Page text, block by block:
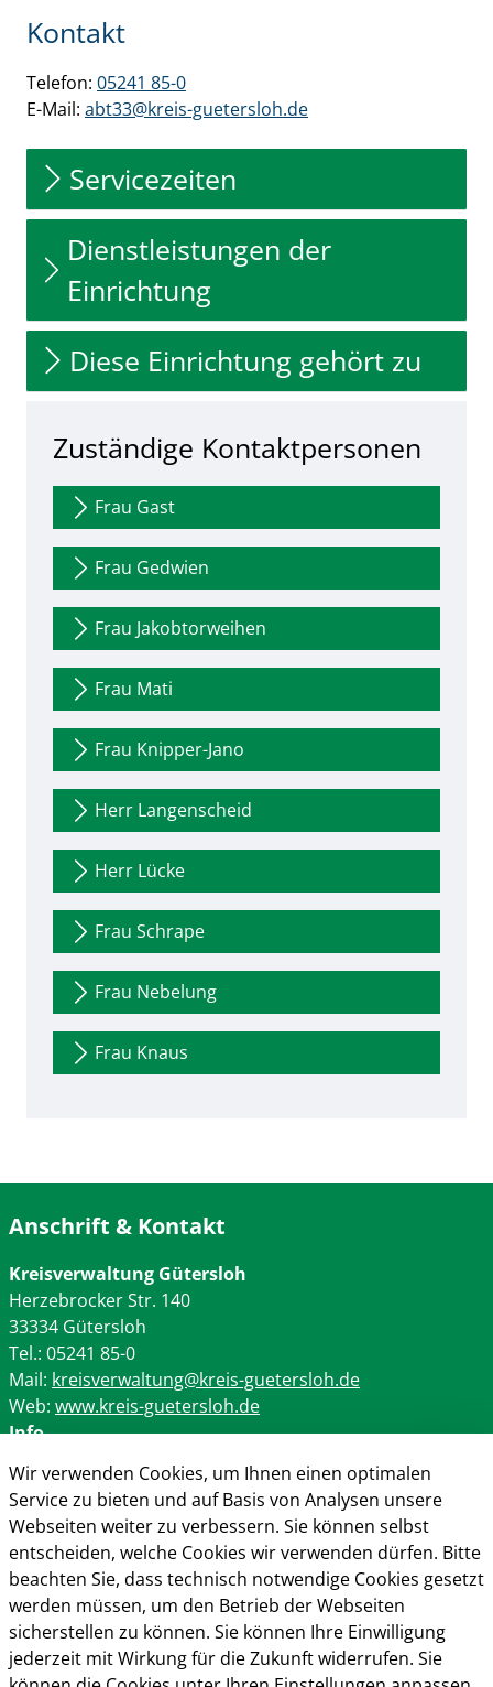
Kontakt
Telefon: 05241 85-0
E-Mail: abt33@kreis-guetersloh.de
Servicezeiten
Dienstleistungen der
Einrichtung
Diese Einrichtung gehört zu
Zuständige Kontaktpersonen
Frau Gast
Frau Gedwien
Frau Jakobtorweihen
Frau Mati
Frau Knipper-Jano
Herr Langenscheid
Herr Lücke
Frau Schrape
Frau Nebelung
Frau Knaus
Anschrift & Kontakt
Kreisverwaltung Gütersloh
Herzebrocker Str. 140
33334 Gütersloh
Tel.: 05241 85-0
Mail: kreisverwaltung@kreis-guetersloh.de
Web: www.kreis-guetersloh.de
Info
Impressum
Datenschutz
Kontakt
Cookie-Richtlinie
Wir verwenden Cookies, um Ihnen einen optimalen
Service zu bieten und auf Basis von Analysen unsere
Webseiten weiter zu verbessern. Sie können selbst
entscheiden, welche Cookies wir verwenden dürfen. Bitte
beachten Sie, dass technisch notwendige Cookies gesetzt
werden müssen, um den Betrieb der Webseiten
sicherstellen zu können. Sie können Ihre Einwilligung
jederzeit mit Wirkung für die Zukunft widerrufen. Sie